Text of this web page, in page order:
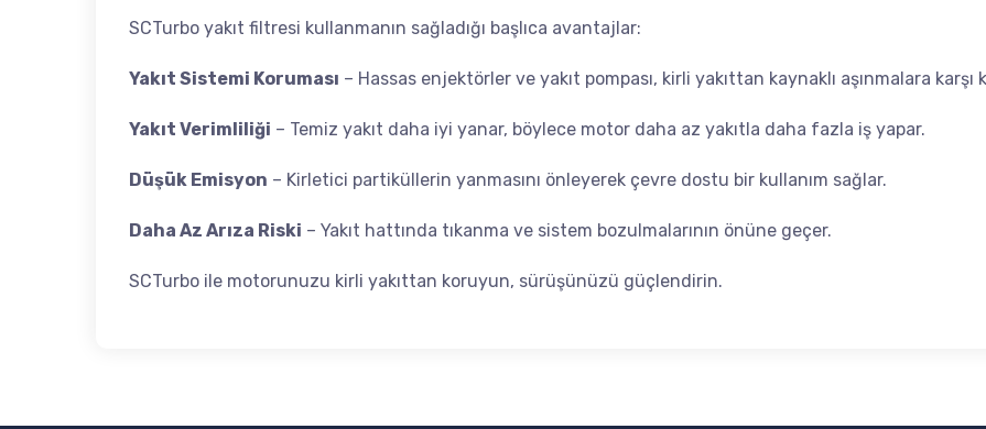
SCTurbo yakıt filtresi kullanmanın sağladığı başlıca avantajlar:
Yakıt Sistemi Koruması – Hassas enjektörler ve yakıt pompası, kirli yakıttan kaynaklı aşınmalara karşı
Yakıt Verimliliği – Temiz yakıt daha iyi yanar, böylece motor daha az yakıtla daha fazla iş yapar.
Düşük Emisyon – Kirletici partiküllerin yanmasını önleyerek çevre dostu bir kullanım sağlar.
Daha Az Arıza Riski – Yakıt hattında tıkanma ve sistem bozulmalarının önüne geçer.
SCTurbo ile motorunuzu kirli yakıttan koruyun, sürüşünüzü güçlendirin.